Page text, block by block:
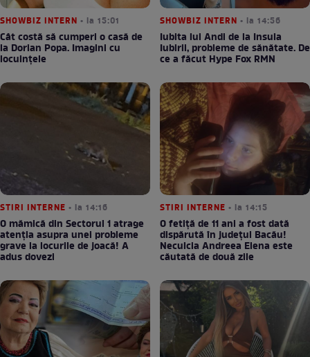
SHOWBIZ INTERN • la 15:01
Cât costă să cumperi o casă de
la Dorian Popa. Imagini cu
locuințele
SHOWBIZ INTERN • la 14:56
Iubita lui Andi de la Insula
Iubirii, probleme de sănătate. De
ce a făcut Hype Fox RMN
STIRI INTERNE • la 14:16
O mămică din Sectorul 1 atrage
atenția asupra unei probleme
grave la locurile de joacă! A
adus dovezi
STIRI INTERNE • la 14:15
O fetiță de 11 ani a fost dată
dispărută în județul Bacău!
Neculcia Andreea Elena este
căutată de două zile